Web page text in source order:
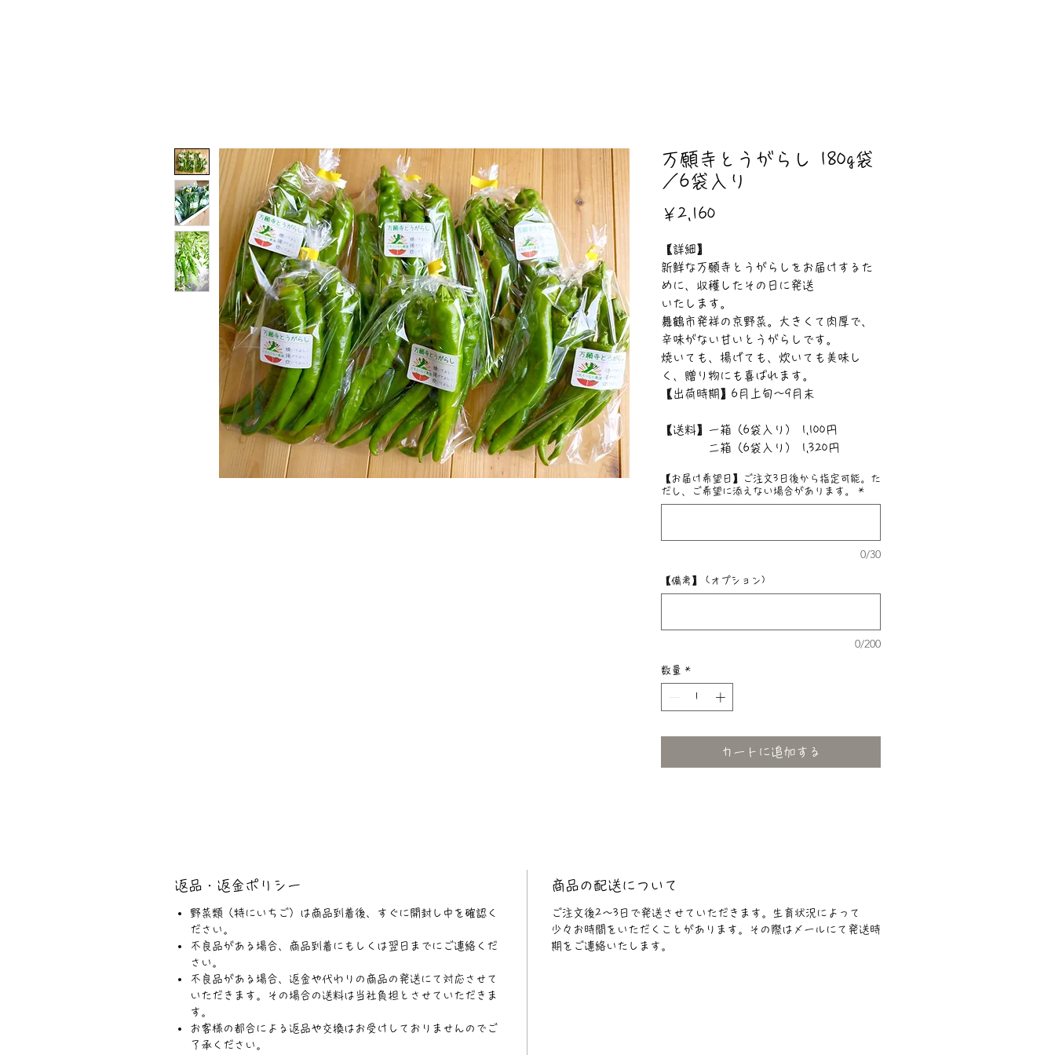
万願寺とうがらし 180g袋
／6袋入り
￥2,160
【詳細】
新鮮な万願寺とうがらしをお届けするた
めに、収穫したその日に発送
いたします。
舞鶴市発祥の京野菜。大きくて肉厚で、
辛味がない甘いとうがらしです。
焼いても、揚げても、炊いても美味し
く、贈り物にも喜ばれます。
【出荷時期】6月上旬〜9月末
【送料】一箱（6袋入り） 1,100円
二箱（6袋入り） 1,320円
【お届け希望日】ご注文3日後から指定可能。た
だし、ご希望に添えない場合があります。
*
0/30
【備考】 (オプション)
0/200
数量 *
カートに追加する
返品・返金ポリシー
野菜類（特にいちご）は商品到着後、すぐに開封し中を確認く
ださい。
不良品がある場合、商品到着にもしくは翌日までにご連絡くだ
さい。
不良品がある場合、返金や代わりの商品の発送にて対応させて
いただきます。その場合の送料は当社負担とさせていただきま
す。
お客様の都合による返品や交換はお受けしておりませんのでご
了承ください。
商品の配送について
ご注文後2〜3日で発送させていただきます。生育状況によって
少々お時間をいただくことがあります。その際はメールにて発送時
期をご連絡いたします。